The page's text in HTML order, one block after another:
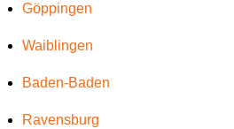
Göppingen
Waiblingen
Baden-Baden
Ravensburg